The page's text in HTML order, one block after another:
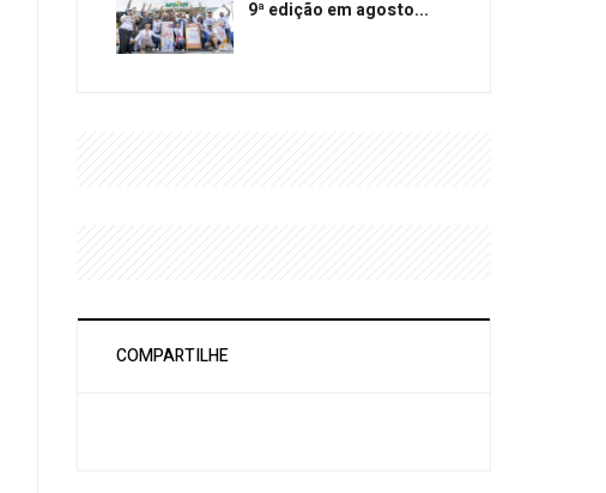
9ª edição em agosto...
COMPARTILHE